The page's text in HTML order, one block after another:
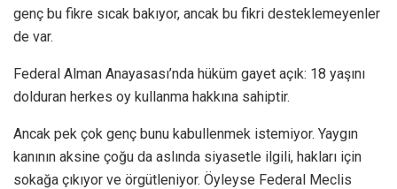
genç bu fikre sıcak bakıyor, ancak bu fikri desteklemeyenler
de var.
Federal Alman Anayasası’nda hüküm gayet açık: 18 yaşını
dolduran herkes oy kullanma hakkına sahiptir.
Ancak pek çok genç bunu kabullenmek istemiyor. Yaygın
kanının aksine çoğu da aslında siyasetle ilgili, hakları için
sokağa çıkıyor ve örgütleniyor. Öyleyse Federal Meclis